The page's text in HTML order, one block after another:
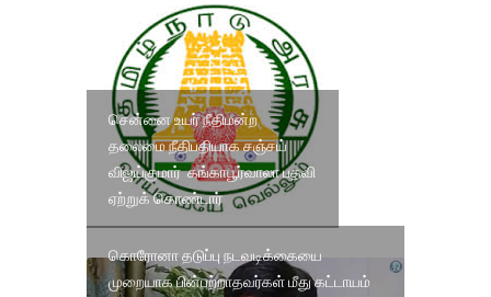
சென்னை உயர் நீதிமன்ற
தலைமை நீதிபதியாக சஞ்சய்
விஜய்குமார் கங்காபூர்வாலா பதவி
ஏற்றுக் கொண்டார்
கொரோனா தடுப்பு நடவடிக்கையை
முறையாக பின்பற்றாதவர்கள் மீது கட்டாயம்